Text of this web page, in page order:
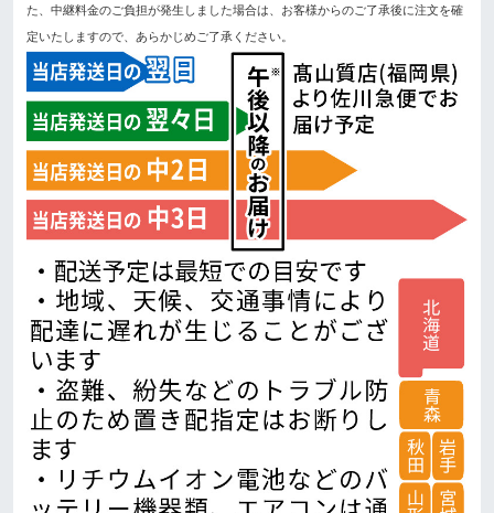
た、中継料金のご負担が発生しました場合は、お客様からのご了承後に注文を確
定いたしますので、あらかじめご了承ください。